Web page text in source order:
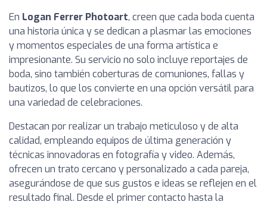
En Logan Ferrer Photoart, creen que cada boda cuenta
una historia única y se dedican a plasmar las emociones
y momentos especiales de una forma artística e
impresionante. Su servicio no solo incluye reportajes de
boda, sino también coberturas de comuniones, fallas y
bautizos, lo que los convierte en una opción versátil para
una variedad de celebraciones.
Destacan por realizar un trabajo meticuloso y de alta
calidad, empleando equipos de última generación y
técnicas innovadoras en fotografía y video. Además,
ofrecen un trato cercano y personalizado a cada pareja,
asegurándose de que sus gustos e ideas se reflejen en el
resultado final. Desde el primer contacto hasta la